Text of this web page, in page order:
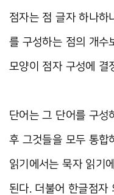
점자는 점 글자 하나하
를 구성하는 점의 개수
모양이 점자 구성에 결
단어는 그 단어를 구성
후 그것들을 모두 통합
읽기에서는 묵자 읽기
된다. 더불어 한글점자